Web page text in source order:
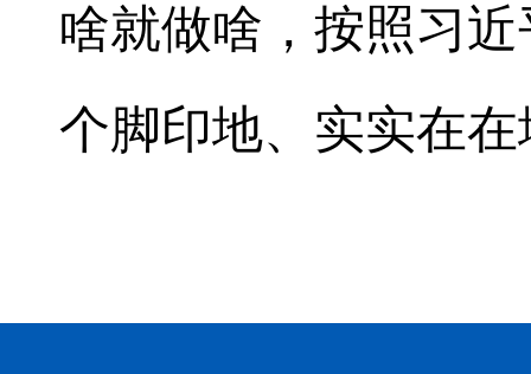
啥就做啥，按照习
个脚印地、实实在